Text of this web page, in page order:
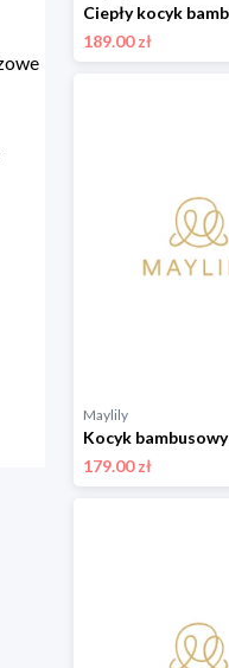
189.00 zł
Maylily
179.00 zł